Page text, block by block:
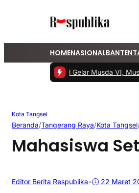
HOMENASIONALBANTEN
PKS Tangsel Gelar Musda VI,
Kota Tangsel
Beranda/Tangerang Raya/Kota Tangsel
Mahasiswa
Editor Berita Respublika• 22 Maret